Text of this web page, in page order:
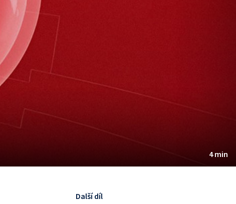
4 min
Další díl